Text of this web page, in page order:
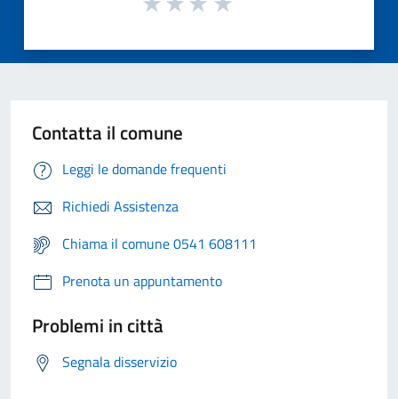
Contatta il comune
Leggi le domande frequenti
Richiedi Assistenza
Chiama il comune 0541 608111
Prenota un appuntamento
Problemi in città
Segnala disservizio